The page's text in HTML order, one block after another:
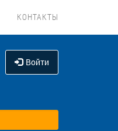
КОНТАКТЫ
Войти